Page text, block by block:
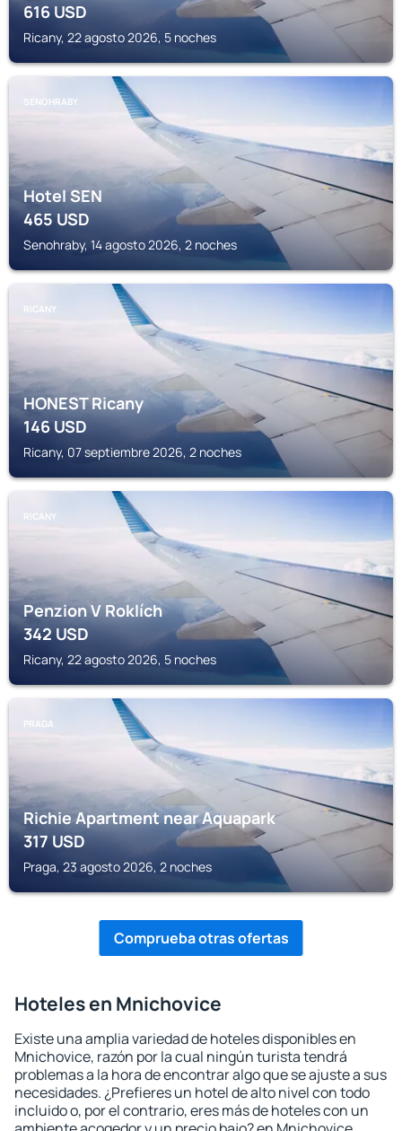
616USD
Ricany, 22 agosto 2026, 5 noches
SENOHRABY
Hotel SEN
465USD
Senohraby, 14 agosto 2026, 2 noches
RICANY
HONEST Ricany
146USD
Ricany, 07 septiembre 2026, 2 noches
RICANY
Penzion V Roklích
342USD
Ricany, 22 agosto 2026, 5 noches
PRAGA
Richie Apartment near Aquapark
317USD
Praga, 23 agosto 2026, 2 noches
Comprueba otras ofertas
Hoteles en Mnichovice
Existe una amplia variedad de hoteles disponibles en
Mnichovice, razón por la cual ningún turista tendrá
problemas a la hora de encontrar algo que se ajuste a sus
necesidades. ¿Prefieres un hotel de alto nivel con todo
incluido o, por el contrario, eres más de hoteles con un